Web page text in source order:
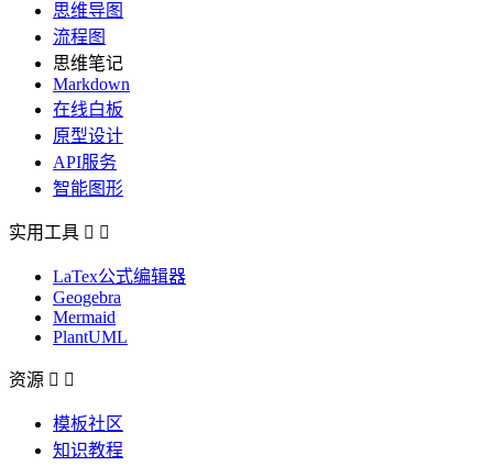
思维导图
流程图
思维笔记
Markdown
在线白板
原型设计
API服务
智能图形
实用工具  
LaTex公式编辑器
Geogebra
Mermaid
PlantUML
资源  
模板社区
知识教程